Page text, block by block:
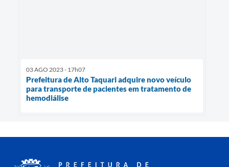
03 AGO 2023 - 17h07
Prefeitura de Alto Taquari adquire novo veículo
para transporte de pacientes em tratamento de
hemodiálise